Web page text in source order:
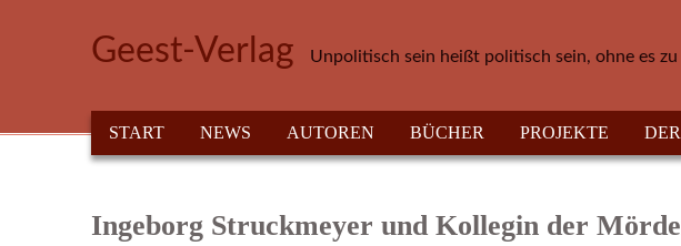
Geest-Verlag Unpolitisch sein heißt politisch sein, ohne es zu
HAUPTMENÜ
START NEWS AUTOREN BÜCHER PROJEKTE
Ingeborg Struckmeyer und Kollegin der